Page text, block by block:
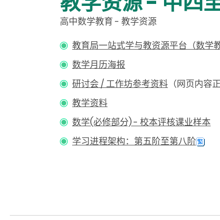
高中数学教育 - 教学资源
教育局一站式学与教资源平台（数学教
数学月历海报
研讨会 / 工作坊参考资料 （网页内容
教学资料
数学(必修部分) - 校本评核课业样本
学习进程架构：第五阶至第八阶